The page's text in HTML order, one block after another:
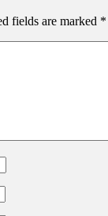
fields are marked *